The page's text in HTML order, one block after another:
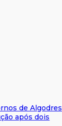
de Algodres
após dois